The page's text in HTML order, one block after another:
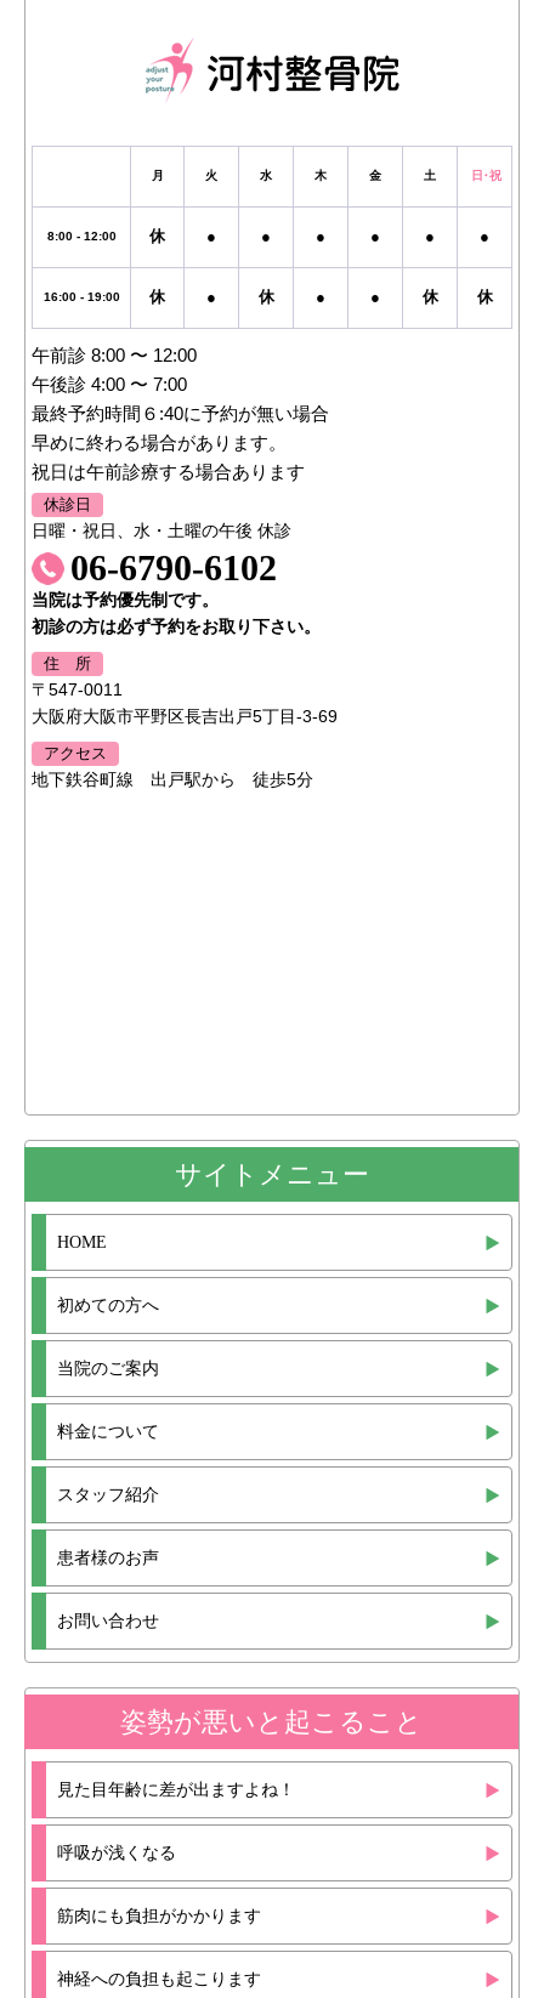
月 火 水 木 金 土 日・祝
8:00 - 12:00 休 ● ● ● ● ● ●
16:00 - 19:00 休 ● 休 ● ● 休 休
午前診 8:00 〜 12:00
午後診 4:00 〜 7:00
最終予約時間６:40に予約が無い場合
早めに終わる場合があります。
祝日は午前診療する場合あります
休診日
日曜・祝日、水・土曜の午後 休診
06-6790-6102
当院は予約優先制です。
初診の方は必ず予約をお取り下さい。
住 所
〒547-0011
大阪府大阪市平野区長吉出戸5丁目-3-69
アクセス
地下鉄谷町線 出戸駅から 徒歩5分
サイトメニュー
HOME
初めての方へ
当院のご案内
料金について
スタッフ紹介
患者様のお声
お問い合わせ
姿勢が悪いと起こること
見た目年齢に差が出ますよね！
呼吸が浅くなる
筋肉にも負担がかかります
神経への負担も起こります